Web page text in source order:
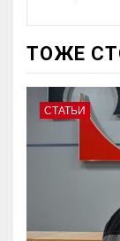
ТОЖЕ
СТАТЬИ